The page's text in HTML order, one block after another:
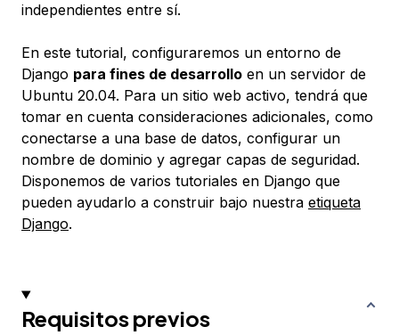
independientes entre sí.
En este tutorial, configuraremos un entorno de
Django para fines de desarrollo en un servidor de
Ubuntu 20.04. Para un sitio web activo, tendrá que
tomar en cuenta consideraciones adicionales, como
conectarse a una base de datos, configurar un
nombre de dominio y agregar capas de seguridad.
Disponemos de varios tutoriales en Django que
pueden ayudarlo a construir bajo nuestra etiqueta
Django.
Requisitos previos